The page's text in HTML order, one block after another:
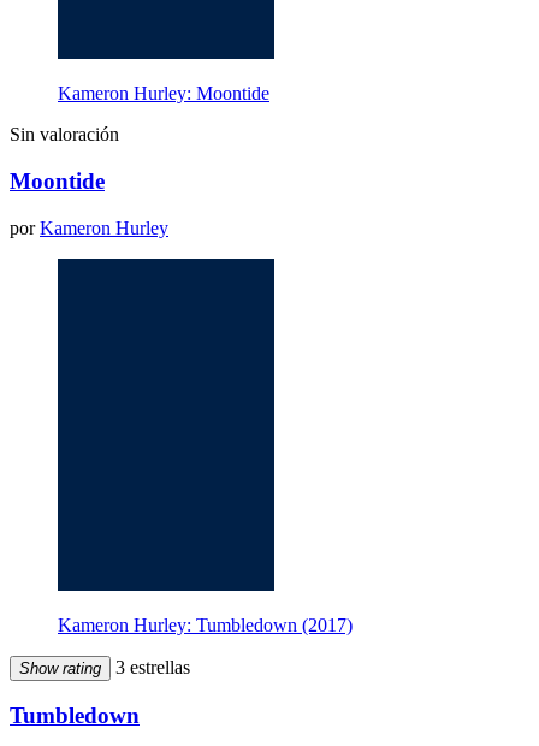
Kameron Hurley: Moontide
Sin valoración
Moontide
porKameron Hurley
Kameron Hurley: Tumbledown (2017)
Show rating 3 estrellas
Tumbledown